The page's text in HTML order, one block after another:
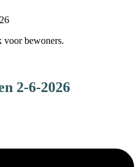
voor bewoners.
2-6-2026